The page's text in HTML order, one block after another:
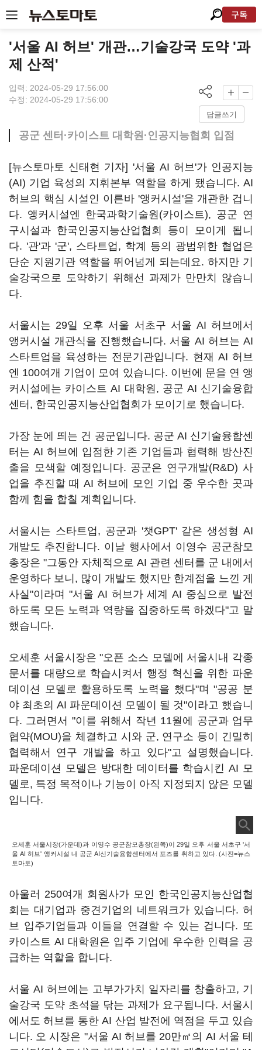
구독
'서울 AI 허브' 개관…기술강국 도약 '과
제 산적'
입력: 2024-05-29 17:56:00
수정: 2024-05-29 17:56:00
답글쓰기
공군 센터·카이스트 대학원·인공지능협회 입점
[뉴스토마토 신태현 기자] '서울 AI 허브'가 인공지능
(AI) 기업 육성의 지휘본부 역할을 하게 됐습니다. AI
허브의 핵심 시설인 이른바 '앵커시설'을 개관한 겁니
다. 앵커시설엔 한국과학기술원(카이스트), 공군 연
구시설과 한국인공지능산업협회 등이 모이게 됩니
다. '관'과 '군', 스타트업, 학계 등의 광범위한 협업은
단순 지원기관 역할을 뛰어넘게 되는데요. 하지만 기
술강국으로 도약하기 위해선 과제가 만만치 않습니
다.
서울시는 29일 오후 서울 서초구 서울 AI 허브에서
앵커시설 개관식을 진행했습니다. 서울 AI 허브는 AI
스타트업을 육성하는 전문기관입니다. 현재 AI 허브
엔 100여개 기업이 모여 있습니다. 이번에 문을 연 앵
커시설에는 카이스트 AI 대학원, 공군 AI 신기술융합
센터, 한국인공지능산업협회가 모이기로 했습니다.
가장 눈에 띄는 건 공군입니다. 공군 AI 신기술융합센
터는 AI 허브에 입점한 기존 기업들과 협력해 방산진
출을 모색할 예정입니다. 공군은 연구개발(R&D) 사
업을 추진할 때 AI 허브에 모인 기업 중 우수한 곳과
함께 힘을 합칠 계획입니다.
서울시는 스타트업, 공군과 '챗GPT' 같은 생성형 AI
개발도 추진합니다. 이날 행사에서 이영수 공군참모
총장은 "그동안 자체적으로 AI 관련 센터를 군 내에서
운영하다 보니, 많이 개발도 했지만 한계점을 느낀 게
사실"이라며 "서울 AI 허브가 세계 AI 중심으로 발전
하도록 모든 노력과 역량을 집중하도록 하겠다"고 말
했습니다.
오세훈 서울시장은 "오픈 소스 모델에 서울시내 각종
문서를 대량으로 학습시켜서 행정 혁신을 위한 파운
데이션 모델로 활용하도록 노력을 했다"며 "공공 분
야 최초의 AI 파운데이션 모델이 될 것"이라고 했습니
다. 그러면서 "이를 위해서 작년 11월에 공군과 업무
협약(MOU)을 체결하고 시와 군, 연구소 등이 긴밀히
협력해서 연구 개발을 하고 있다"고 설명했습니다.
파운데이션 모델은 방대한 데이터를 학습시킨 AI 모
델로, 특정 목적이나 기능이 아직 지정되지 않은 모델
입니다.
오세훈 서울시장(가운데)과 이영수 공군참모총장(왼쪽)이 29일 오후 서울 서초구 '서
울 AI 허브' 앵커시설 내 공군 AI신기술융합센터에서 포즈를 취하고 있다. (사진=뉴스
토마토)
아울러 250여개 회원사가 모인 한국인공지능산업협
회는 대기업과 중견기업의 네트워크가 있습니다. 허
브 입주기업들과 이들을 연결할 수 있는 겁니다. 또
카이스트 AI 대학원은 입주 기업에 우수한 인력을 공
급하는 역할을 합니다.
서울 AI 허브에는 고부가가치 일자리를 창출하고, 기
술강국 도약 초석을 닦는 과제가 요구됩니다. 서울시
에서도 허브를 통한 AI 산업 발전에 역점을 두고 있습
니다. 오 시장은 "서울 AI 허브를 20만㎡의 AI 서울 테